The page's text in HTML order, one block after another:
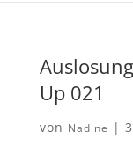
Up 021
von Nadine |